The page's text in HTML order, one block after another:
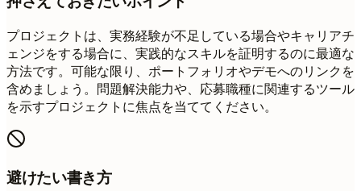
プロジェクトは、実務経験が不足している場合やキャリアチ
ェンジをする場合に、実践的なスキルを証明するのに最適な
方法です。可能な限り、ポートフォリオやデモへのリンクを
含めましょう。問題解決能力や、応募職種に関連するツール
を示すプロジェクトに焦点を当ててください。
避けたい書き方